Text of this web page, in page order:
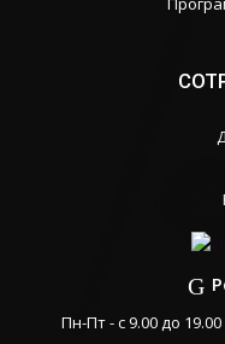
Пн-Пт - с 9.00 до